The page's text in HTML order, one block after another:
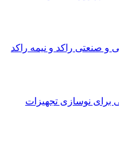
و صنعتی راکد و نیمه راکد
وام 100 میلیونی برای نوسازی تجهیزات